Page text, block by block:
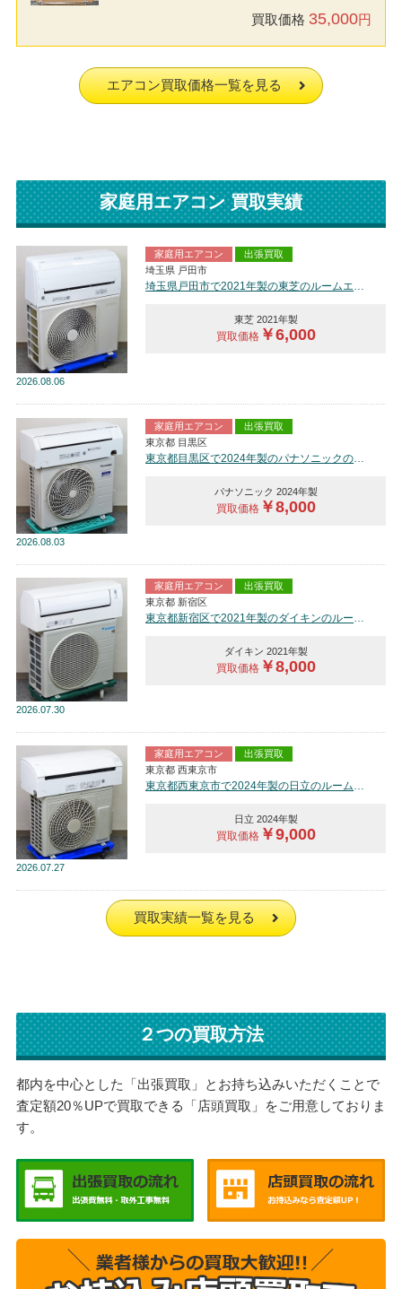
買取価格 35,000円
エアコン買取価格一覧を見る
家庭用エアコン 買取実績
2026 08.06
家庭用エアコン
出張買取
埼玉県 戸田市
埼玉県戸田市で2021年製の東芝のルームエアコン【中古品】を買取しました。
東芝 2021年製
買取価格￥6,000
2026 08.03
家庭用エアコン
出張買取
東京都 目黒区
パナソニック 2024年製
買取価格￥8,000
2026 07.30
家庭用エアコン
出張買取
東京都 新宿区
東京都新宿区で2021年製のダイキンのルームエアコン【中古品】を買取しました。
ダイキン 2021年製
買取価格￥8,000
2026 07.27
家庭用エアコン
出張買取
東京都 西東京市
東京都西東京市で2024年製の日立のルームエアコン【中古品】を買取しました。
日立 2024年製
買取価格￥9,000
買取実績一覧を見る
２つの買取方法
都内を中心とした「出張買取」とお持ち込みいただくことで
査定額20％UPで買取できる「店頭買取」をご用意しておりま
す。